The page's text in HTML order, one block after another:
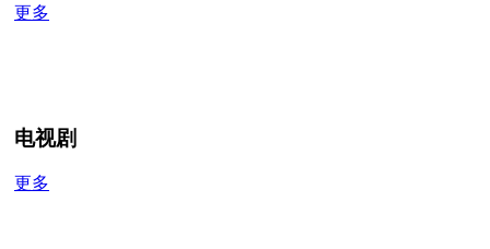
更多
电视剧
更多